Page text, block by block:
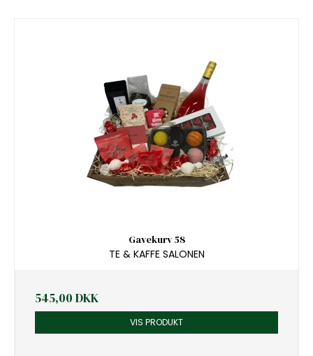
Gavekurv 58
TE & KAFFE SALONEN
545,00 DKK
VIS PRODUKT